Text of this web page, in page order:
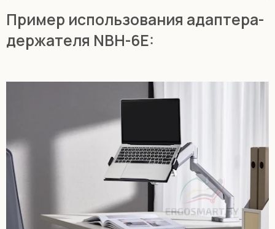
Пример использования адаптера-
держателя NBH-6E: